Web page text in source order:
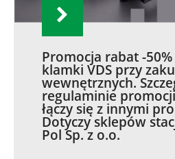
Promocja rabat -
klamki VDS przy
wewnętrznych.
regulaminie
łączy się z innymi
Dotyczy sklepów
Pol Sp. z o.o.